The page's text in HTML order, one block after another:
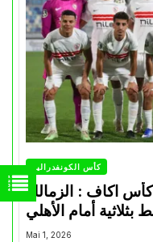
كأس الكونفدرالية
كأس اكاف : الزمالك
Mai 1, 2026